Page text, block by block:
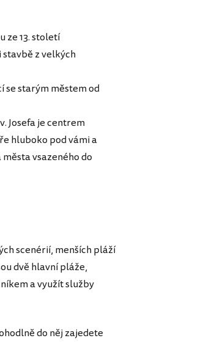
ze 13. století
z velkých
se starým městem od
Josefa je centrem
hluboko pod vámi a
vsazeného do
scenérií, menších pláží
dvě hlavní pláže,
a využít služby
do něj zajedete